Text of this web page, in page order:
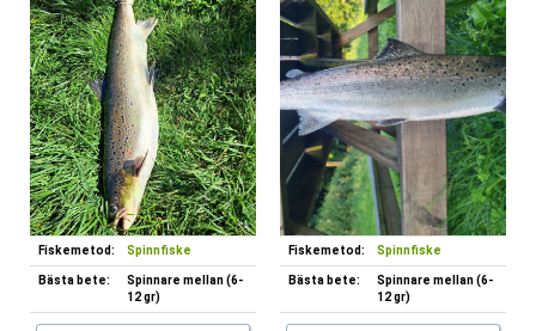
Fiskemetod: Spinnfiske
Bästa bete:
Spinnare mellan (6-
12 gr)
Fiskemetod: Spinnfiske
Bästa bete:
Spinnare mellan (6-
12 gr)